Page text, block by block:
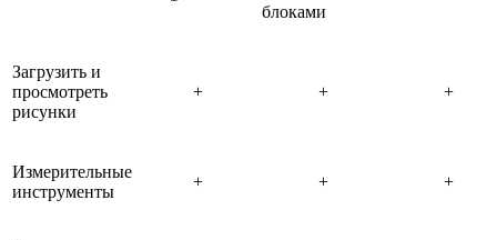
блоками
Загрузить и
просмотреть
рисунки
+ + +
Измерительные
инструменты
+ + +